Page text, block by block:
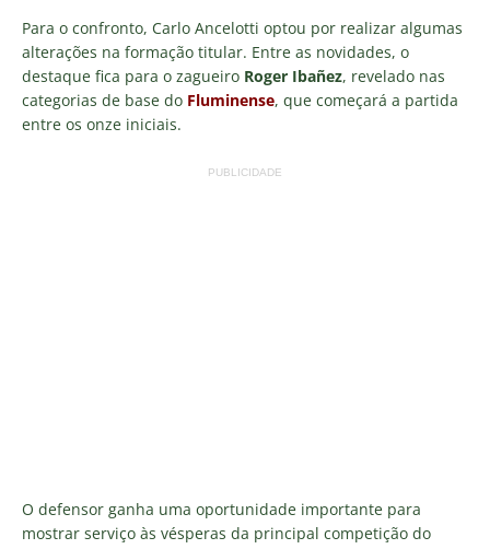
Para o confronto, Carlo Ancelotti optou por realizar algumas
alterações na formação titular. Entre as novidades, o
destaque fica para o zagueiro Roger Ibañez, revelado nas
categorias de base do Fluminense, que começará a partida
entre os onze iniciais.
PUBLICIDADE
O defensor ganha uma oportunidade importante para
mostrar serviço às vésperas da principal competição do